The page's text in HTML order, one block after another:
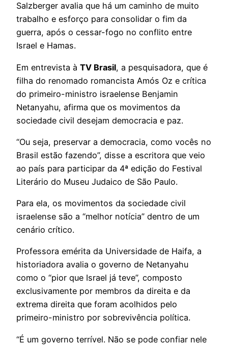
Salzberger avalia que há um caminho de muito
trabalho e esforço para consolidar o fim da
guerra, após o cessar-fogo no conflito entre
Israel e Hamas.
Em entrevista à TV Brasil, a pesquisadora, que é
filha do renomado romancista Amós Oz e crítica
do primeiro-ministro israelense Benjamin
Netanyahu, afirma que os movimentos da
sociedade civil desejam democracia e paz.
“Ou seja, preservar a democracia, como vocês no
Brasil estão fazendo”, disse a escritora que veio
ao país para participar da 4ª edição do Festival
Literário do Museu Judaico de São Paulo.
Para ela, os movimentos da sociedade civil
israelense são a “melhor notícia” dentro de um
cenário crítico.
Professora emérita da Universidade de Haifa, a
historiadora avalia o governo de Netanyahu
como o “pior que Israel já teve”, composto
exclusivamente por membros da direita e da
extrema direita que foram acolhidos pelo
primeiro-ministro por sobrevivência política.
“É um governo terrível. Não se pode confiar nele